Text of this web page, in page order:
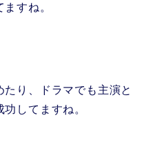
すね。
り、ドラマでも主演と
してますね。